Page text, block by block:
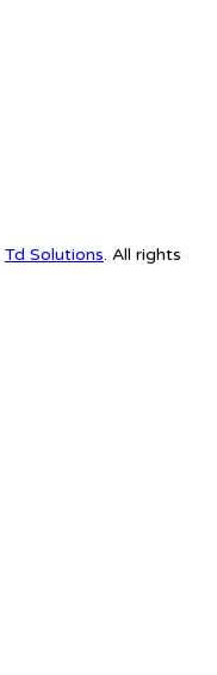
Td Solutions. All rights